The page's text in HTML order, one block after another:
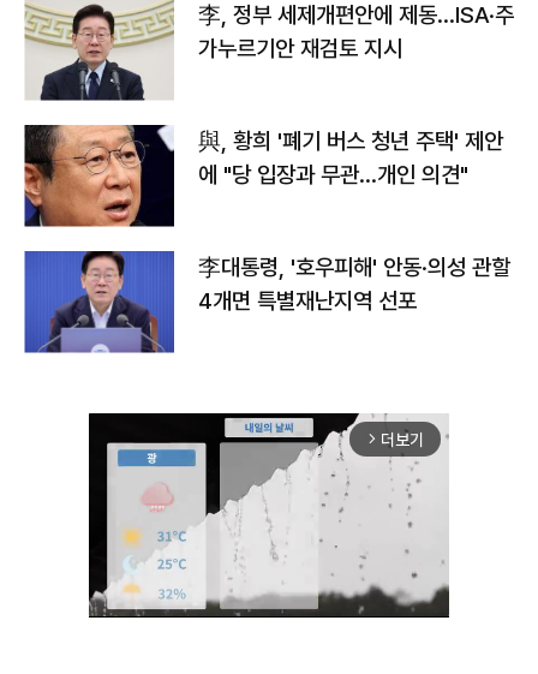
李, 정부 세제개편안에 제동…ISA·주
가누르기안 재검토 지시
與, 황희 '폐기 버스 청년 주택' 제안
에 "당 입장과 무관…개인 의견"
李대통령, '호우피해' 안동·의성 관할
4개면 특별재난지역 선포
arrow_forward_ios 더보기